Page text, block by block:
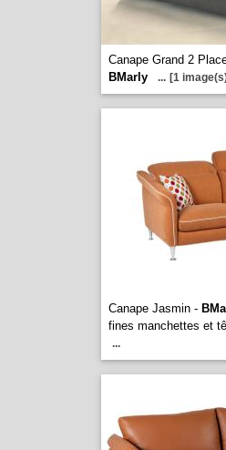
Canape Grand 2
BMarly
... [1
Canape Jasmin -
fines manchettes et
...